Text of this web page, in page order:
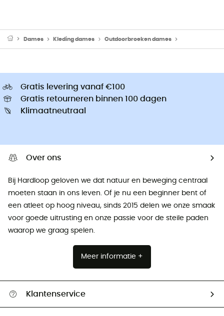
Dames Kleding dames Outdoorbroeken dames
Gratis levering vanaf €100
Gratis retourneren binnen 100 dagen
Klimaatneutraal
Over ons
Bij Hardloop geloven we dat natuur en beweging centraal
moeten staan ​​in ons leven. Of je nu een beginner bent of
een atleet op hoog niveau, sinds 2015 delen we onze smaak
voor goede uitrusting en onze passie voor de steile paden
waarop we graag spelen.
Meer informatie +
Klantenservice